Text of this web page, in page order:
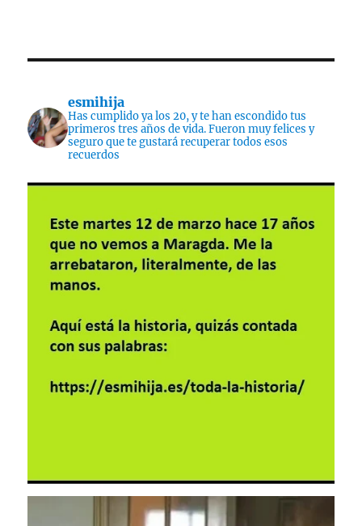
esmihija
Has cumplido ya los 20, y te han escondido tus
primeros tres años de vida. Fueron muy felices y
seguro que te gustará recuperar todos esos
recuerdos